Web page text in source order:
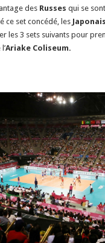
des Russes qui se
ce set concédé, les
les 3 sets suivants pour
Ariake Coliseum.